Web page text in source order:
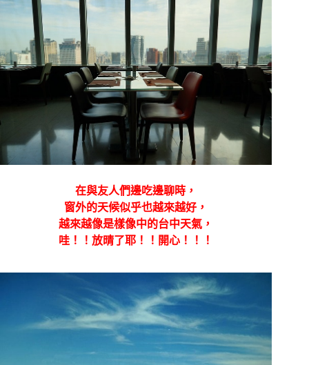
在與友人們邊吃邊聊時，
窗外的天候似乎也越來越好，
越來越像是樣像中的台中天氣，
哇！！放晴了耶！！開心！！！